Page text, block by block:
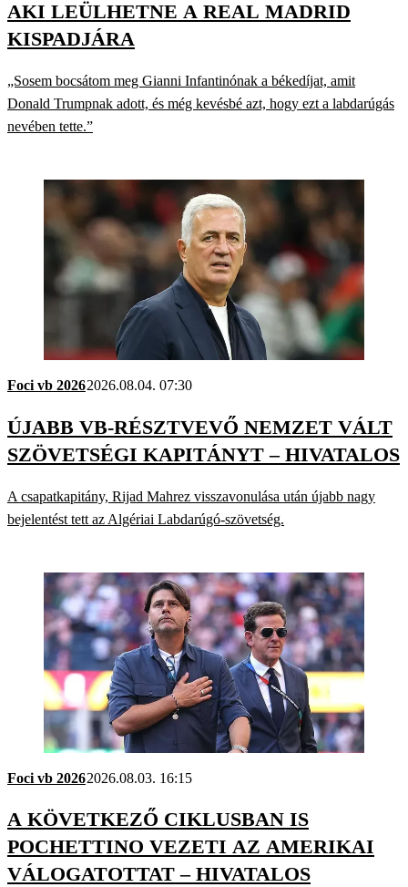
AKI LEÜLHETNE A REAL MADRID
KISPADJÁRA
„Sosem bocsátom meg Gianni Infantinónak a békedíjat, amit
Donald Trumpnak adott, és még kevésbé azt, hogy ezt a labdarúgás
nevében tette.”
Foci vb 20262026.08.04. 07:30
ÚJABB VB-RÉSZTVEVŐ NEMZET VÁLT
SZÖVETSÉGI KAPITÁNYT – HIVATALOS
A csapatkapitány, Rijad Mahrez visszavonulása után újabb nagy
bejelentést tett az Algériai Labdarúgó-szövetség.
Foci vb 20262026.08.03. 16:15
A KÖVETKEZŐ CIKLUSBAN IS
POCHETTINO VEZETI AZ AMERIKAI
VÁLOGATOTTAT – HIVATALOS